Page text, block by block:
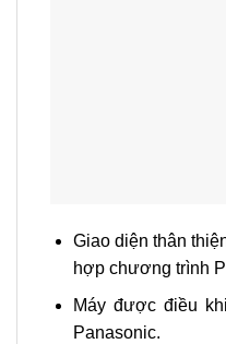
Giao diện thân
hợp chương trình
Máy được điều
Panasonic.